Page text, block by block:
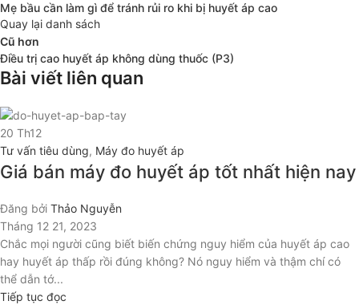
Mẹ bầu cần làm gì để tránh rủi ro khi bị huyết áp cao
Quay lại danh sách
Cũ hơn
Điều trị cao huyết áp không dùng thuốc (P3)
Bài viết liên quan
20 Th12
Tư vấn tiêu dùng, Máy đo huyết áp
Giá bán máy đo huyết áp tốt nhất hiện nay
Đăng bởi Thảo Nguyễn
Tháng 12 21, 2023
Chắc mọi người cũng biết biến chứng nguy hiểm của huyết áp cao
hay huyết áp thấp rồi đúng không? Nó nguy hiểm và thậm chí có
thể dẫn tớ...
Tiếp tục đọc